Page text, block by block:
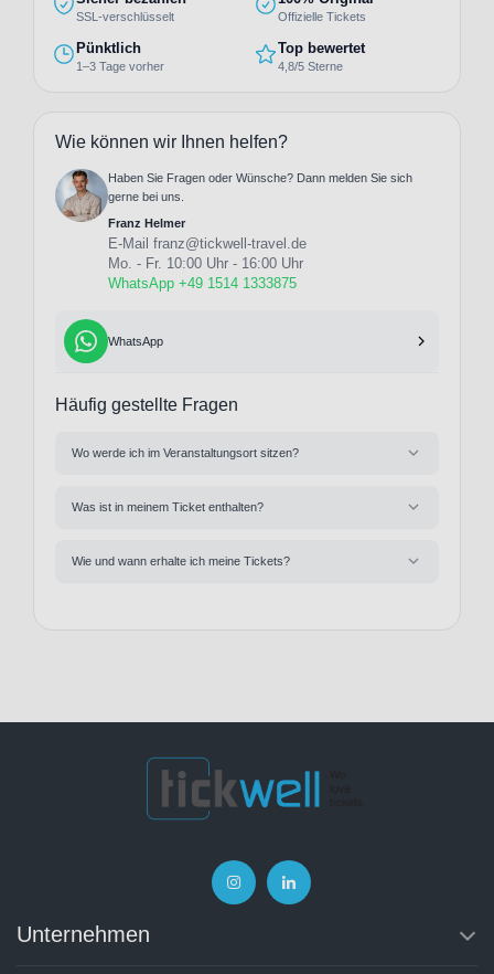
SSL-verschlüsselt Offizielle Tickets
Pünktlich
1–3 Tage vorher
Top bewertet
4,8/5 Sterne
Wie können wir Ihnen helfen?
Haben Sie Fragen oder Wünsche? Dann melden Sie sich
gerne bei uns.
Franz Helmer
E-Mail franz@tickwell-travel.de
Mo. - Fr. 10:00 Uhr - 16:00 Uhr
WhatsApp +49 1514 1333875
WhatsApp
Häufig gestellte Fragen
Wo werde ich im Veranstaltungsort sitzen?
Was ist in meinem Ticket enthalten?
Wie und wann erhalte ich meine Tickets?
Unternehmen